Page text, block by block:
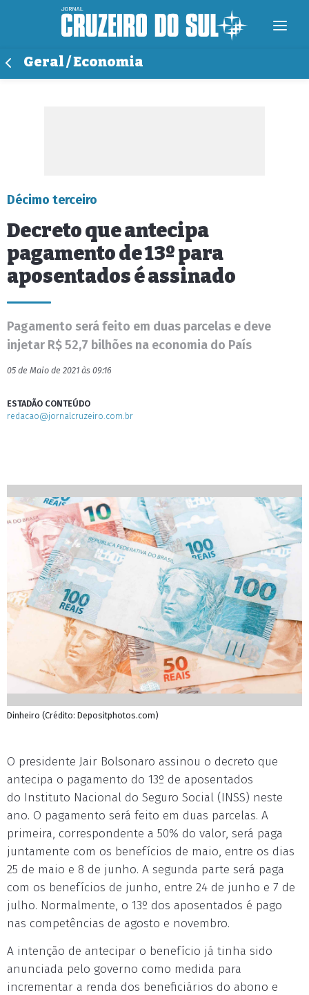
Geral / Economia
Décimo terceiro
Decreto que antecipa
pagamento de 13º para
aposentados é assinado
Pagamento será feito em duas parcelas e deve
injetar R$ 52,7 bilhões na economia do País
05 de Maio de 2021 às 09:16
ESTADÃO CONTEÚDO
redacao@jornalcruzeiro.com.br
Dinheiro (Crédito: Depositphotos.com)
O presidente Jair Bolsonaro assinou o decreto que
antecipa o pagamento do 13º de aposentados
do Instituto Nacional do Seguro Social (INSS) neste
ano. O pagamento será feito em duas parcelas. A
primeira, correspondente a 50% do valor, será paga
juntamente com os benefícios de maio, entre os dias
25 de maio e 8 de junho. A segunda parte será paga
com os benefícios de junho, entre 24 de junho e 7 de
julho. Normalmente, o 13º dos aposentados é pago
nas competências de agosto e novembro.
A intenção de antecipar o benefício já tinha sido
anunciada pelo governo como medida para
incrementar a renda dos beneficiários do abono e